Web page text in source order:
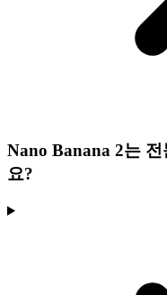
Nano Banana 2는
요?